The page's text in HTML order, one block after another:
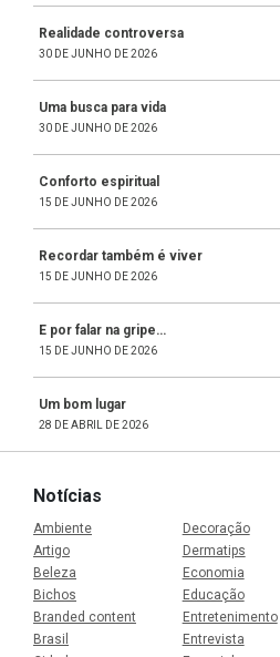
Realidade controversa
30 DE JUNHO DE 2026
Uma busca para vida
30 DE JUNHO DE 2026
Conforto espiritual
15 DE JUNHO DE 2026
Recordar também é viver
15 DE JUNHO DE 2026
E por falar na gripe…
15 DE JUNHO DE 2026
Um bom lugar
28 DE ABRIL DE 2026
Notícias
Ambiente
Artigo
Beleza
Bichos
Branded content
Brasil
Decoração
Dermatips
Economia
Educação
Entretenimento
Entrevista